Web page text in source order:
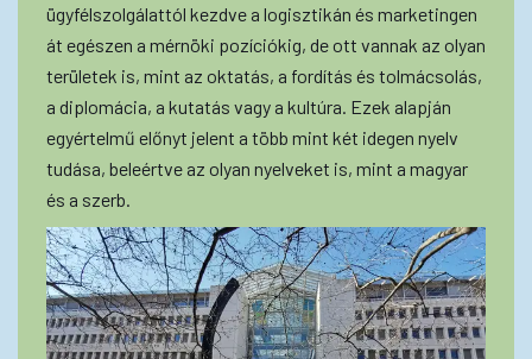
ügyfélszolgálattól kezdve a logisztikán és marketingen
át egészen a mérnöki pozíciókig, de ott vannak az olyan
területek is, mint az oktatás, a fordítás és tolmácsolás,
a diplomácia, a kutatás vagy a kultúra. Ezek alapján
egyértelmű előnyt jelent a több mint két idegen nyelv
tudása, beleértve az olyan nyelveket is, mint a magyar
és a szerb.